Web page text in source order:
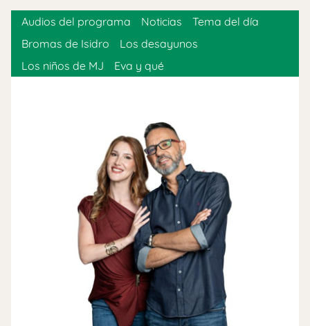
Audios del programa Noticias
Tema del día
Bromas de Isidro
Los desayunos
Los niños de MJ
Eva y qué